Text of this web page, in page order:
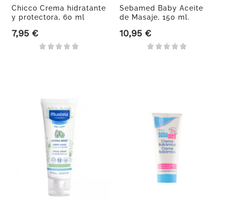
Chicco Crema hidratante
y protectora, 60 ml
Precio
7,95 €
Sebamed Baby Aceite
de Masaje, 150 ml.
Precio
10,95 €